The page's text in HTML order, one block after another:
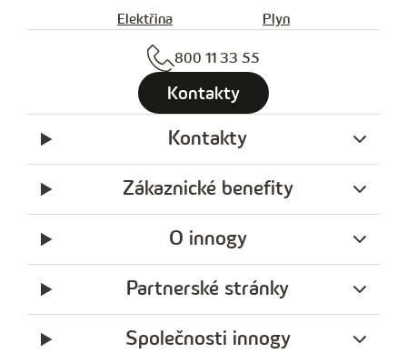
Elektřina Plyn
800 11 33 55
Kontakty
Kontakty
Zákaznické benefity
O innogy
Partnerské stránky
Společnosti innogy